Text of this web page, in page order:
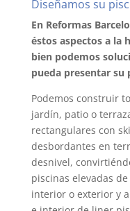
Diseñamos su
En Reformas
éstos aspectos a la
bien podemos
pueda presentar su
Podemos construir
jardín, patio o
rectangulares con
desbordantes en
desnivel,
piscinas elevadas
interior o exterior y